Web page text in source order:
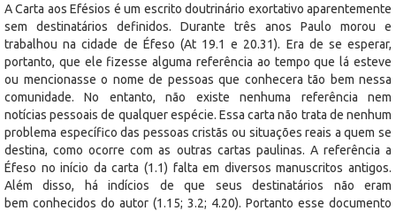
A Carta aos Efésios é um escrito doutrinário exortativo aparentemente
sem destinatários definidos. Durante três anos Paulo morou e
trabalhou na cidade de Éfeso (At 19.1 e 20.31). Era de se esperar,
portanto, que ele fizesse alguma referência ao tempo que lá esteve
ou mencionasse o nome de pessoas que conhecera tão bem nessa
comunidade. No entanto, não existe nenhuma referência nem
notícias pessoais de qualquer espécie. Essa carta não trata de nenhum
problema específico das pessoas cristãs ou situações reais a quem se
destina, como ocorre com as outras cartas paulinas. A referência a
Éfeso no início da carta (1.1) falta em diversos manuscritos antigos.
Além disso, há indícios de que seus destinatários não eram
bem conhecidos do autor (1.15; 3.2; 4.20). Portanto esse documento